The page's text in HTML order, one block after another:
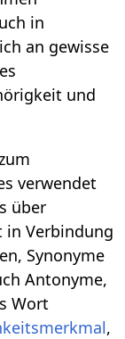
in
an gewisse
und
verwendet
über
Verbindung
Synonyme
Antonyme,
Wort
,